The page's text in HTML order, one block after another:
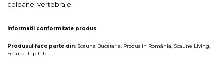
coloanei vertebrale.
Informatii conformitate produs
Produsul face parte din: Scaune Bucatarie, Produs în România, Scaune Living,
Scaune Tapitate